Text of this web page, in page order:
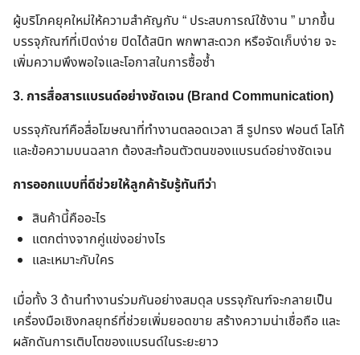
ผู้บริโภคยุคใหม่ให้ความสำคัญกับ “ ประสบการณ์ใช้งาน ” มากขึ้น
บรรจุภัณฑ์ที่เปิดง่าย ปิดได้สนิท พกพาสะดวก หรือจัดเก็บง่าย จะ
เพิ่มความพึงพอใจและโอกาสในการซื้อซ้ำ
3. การสื่อสารแบรนด์อย่างชัดเจน (Brand Communication)
บรรจุภัณฑ์คือสื่อโฆษณาที่ทำงานตลอดเวลา สี รูปทรง ฟอนต์ โลโก้
และข้อความบนฉลาก ต้องสะท้อนตัวตนของแบรนด์อย่างชัดเจน
การออกแบบที่ดีช่วยให้ลูกค้ารับรู้ทันทีว่า
สินค้านี้คืออะไร
แตกต่างจากคู่แข่งอย่างไร
และเหมาะกับใคร
เมื่อทั้ง 3 ด้านทำงานร่วมกันอย่างสมดุล บรรจุภัณฑ์จะกลายเป็น
เครื่องมือเชิงกลยุทธ์ที่ช่วยเพิ่มยอดขาย สร้างความน่าเชื่อถือ และ
ผลักดันการเติบโตของแบรนด์ในระยะยาว